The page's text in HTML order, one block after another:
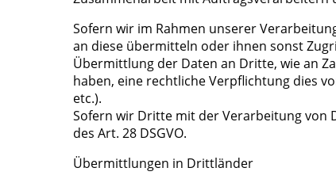
Sofern wir im Rahmen unserer
an diese übermitteln oder ihnen sonst
Übermittlung der Daten an Dritte, wie an
haben, eine rechtliche Verpflichtung dies
etc.).
Sofern wir Dritte mit der Verarbeitung von
des Art. 28 DSGVO.
Übermittlungen in Drittländer